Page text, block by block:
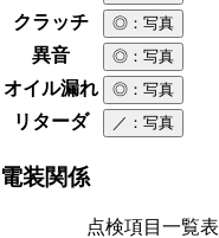
クラッチ ◎ ：写真
異音 ◎ ：写真
オイル漏れ ◎ ：写真
リターダ ／ ：写真
電装関係
点検項目一覧表